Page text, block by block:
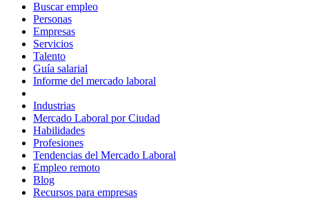
Buscar empleo
Personas
Empresas
Servicios
Talento
Guía salarial
Informe del mercado laboral
Industrias
Mercado Laboral por Ciudad
Habilidades
Profesiones
Tendencias del Mercado Laboral
Empleo remoto
Blog
Recursos para empresas